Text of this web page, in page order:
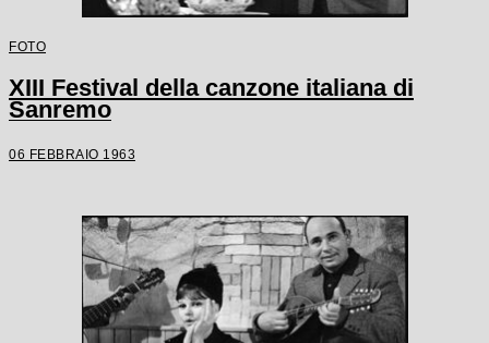
FOTO
XIII Festival della canzone italiana di
Sanremo
06 FEBBRAIO 1963